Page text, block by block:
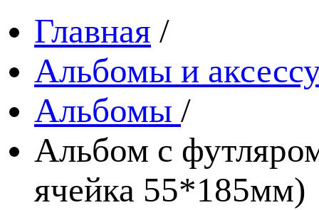
Главная /
Альбомы и
Альбомы /
Альбом с
ячейка 55*185мм)